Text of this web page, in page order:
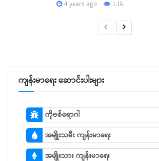
4 years ago 1.1k
ကျန်းမာရေး ဆောင်းပါးများ
ကိုဗစ်ရောဂါ
အမျိုးသမီး ကျန်းမာရေး
အမျိုးသား ကျန်းမာရေး